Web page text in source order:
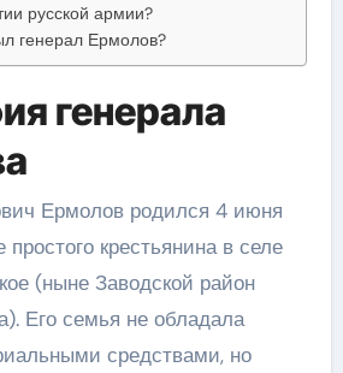
русской армии?
генерал Ермолов?
генерала
Ермолов родился 4 июня
простого крестьянина в селе
(ныне Заводской район
Его семья не обладала
средствами, но